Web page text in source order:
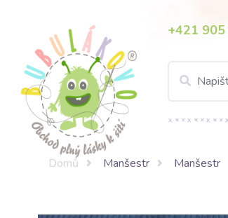
+421
Domů Manšestr Manšestr